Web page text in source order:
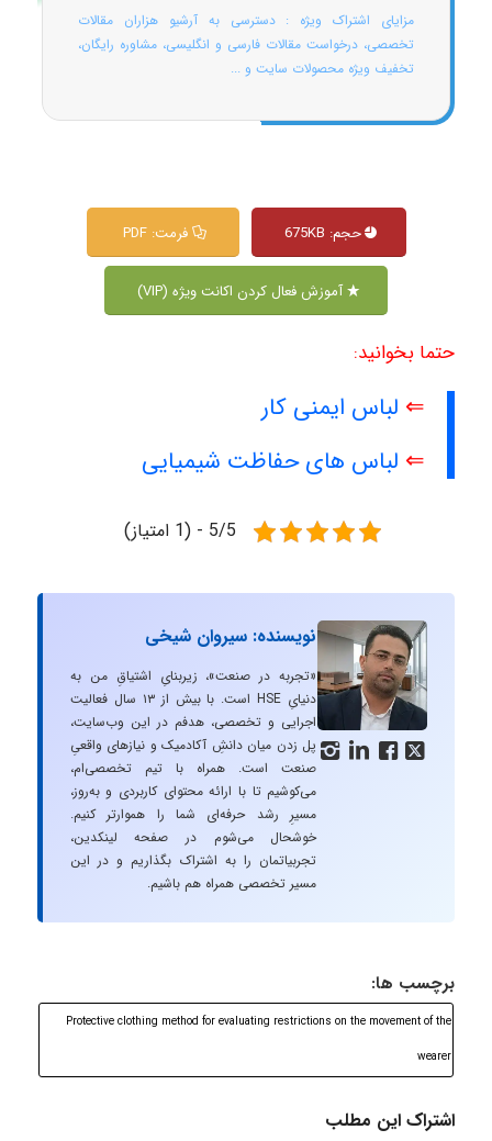
مزایای اشتراک ویژه : دسترسی به آرشیو هزاران مقالات
تخصصی، درخواست مقالات فارسی و انگلیسی، مشاوره رایگان،
تخفیف ویژه محصولات سایت و ...
حجم: 675KB فرمت: PDF
آموزش فعال کردن اکانت ویژه (VIP)
حتما بخوانید:
⇐ لباس ایمنی کار
⇐ لباس های حفاظت شیمیایی
5/5 - (1 امتیاز)
   
نویسنده: سیروان شیخی
«تجربه در صنعت»، زیربنایِ اشتیاقِ من به
دنیایِ HSE است. با بیش از ۱۳ سال فعالیت
اجرایی و تخصصی، هدفم در این وب‌سایت،
پل زدن میان دانشِ آکادمیک و نیازهای واقعیِ
صنعت است. همراه با تیم تخصصی‌ام،
می‌کوشیم تا با ارائه محتوای کاربردی و به‌روز،
مسیرِ رشد حرفه‌ای شما را هموارتر کنیم.
خوشحال می‌شوم در صفحه لینکدین،
تجربیاتمان را به اشتراک بگذاریم و در این
مسیر تخصصی همراه هم باشیم.
برچسب ها:
Protective clothing method for evaluating restrictions on the movement of the
wearer
اشتراک این مطلب